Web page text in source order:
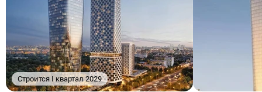
Строится I квартал 2029